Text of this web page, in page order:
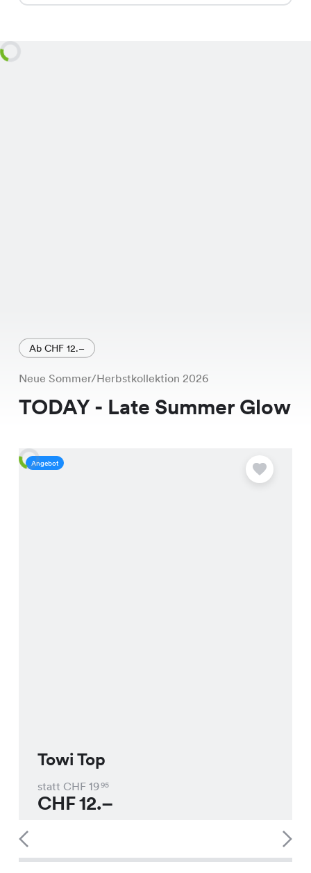
Ab CHF 12.–
Neue Sommer/Herbstkollektion 2026
TODAY - Late Summer Glow
Angebot
Towi Top
statt CHF 1995
CHF12.–